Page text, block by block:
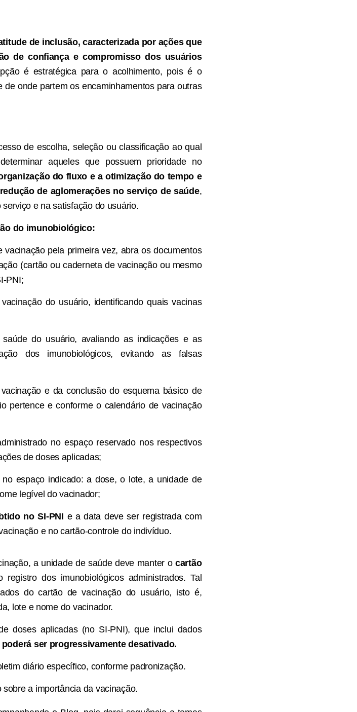
de inclusão, caracterizada por ações que
de confiança e compromisso dos usuários
é estratégica para o acolhimento, pois é o
onde partem os encaminhamentos para outras
de escolha, seleção ou classificação ao qual
aqueles que possuem prioridade no
do fluxo e a otimização do tempo e
de aglomerações no serviço de saúde,
e na satisfação do usuário.
do imunobiológico:
pela primeira vez, abra os documentos
(cartão ou caderneta de vacinação ou mesmo
PNI;
do usuário, identificando quais vacinas
do usuário, avaliando as indicações e as
dos imunobiológicos, evitando as falsas
e da conclusão do esquema básico de
pertence e conforme o calendário de vacinação
no espaço reservado nos respectivos
de doses aplicadas;
espaço indicado: a dose, o lote, a unidade de
legível do vacinador;
no SI-PNI e a data deve ser registrada com
e no cartão-controle do indivíduo.
a unidade de saúde deve manter o cartão
dos imunobiológicos administrados. Tal
do cartão de vacinação do usuário, isto é,
lote e nome do vacinador.
doses aplicadas (no SI-PNI), que inclui dados
poderá ser progressivamente desativado.
diário específico, conforme padronização.
a importância da vacinação.